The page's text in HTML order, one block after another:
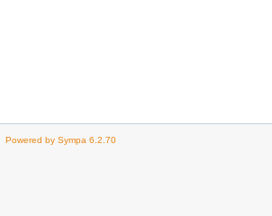
Powered by Sympa 6.2.70